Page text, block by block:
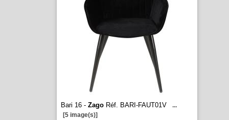
Bari 16 - ZagoRéf. BARI-FAUT01V
...
[5 image(s)]